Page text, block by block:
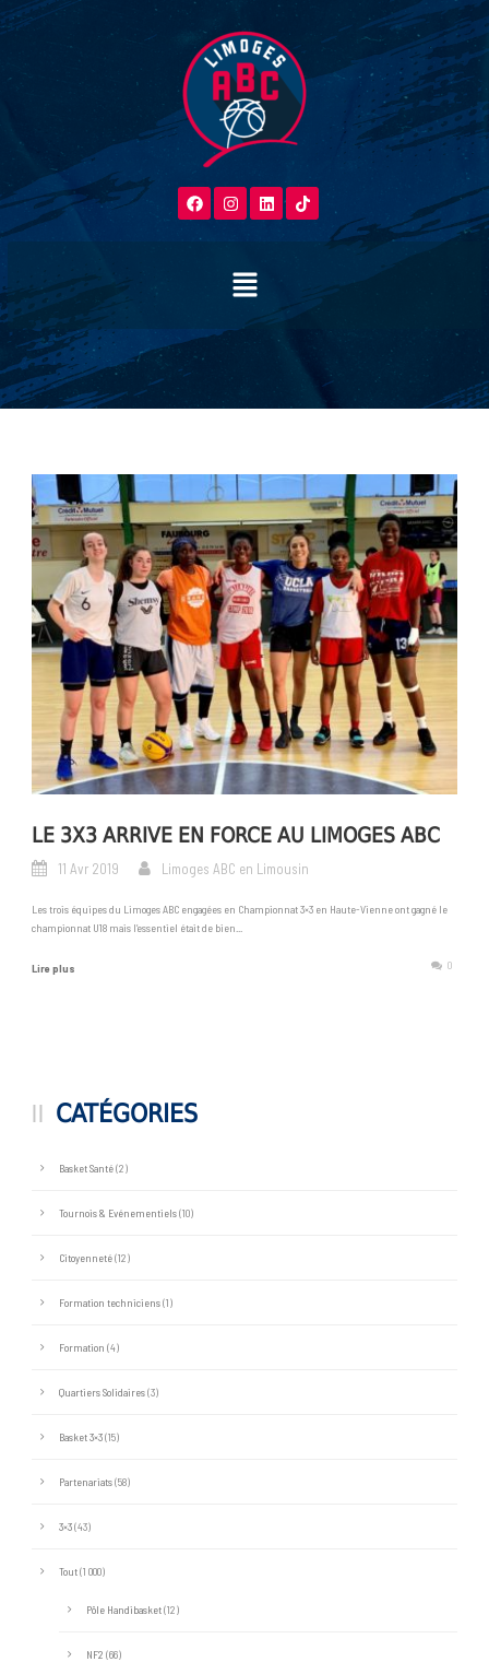
LE 3X3 ARRIVE EN FORCE AU LIMOGES ABC
11 Avr 2019 Limoges ABC en Limousin
Les trois équipes du Limoges ABC engagées en Championnat 3×3 en Haute-Vienne ont gagné le
championnat U18 mais l’essentiel était de bien...
Lire plus 0
CATÉGORIES
Basket Santé(2)
Tournois & Evénementiels(10)
Citoyenneté(12)
Formation techniciens(1)
Formation (4)
Quartiers Solidaires(3)
Basket 3×3(15)
Partenariats(58)
3×3(43)
Tout(1 000)
Pôle Handibasket(12)
NF2 (66)